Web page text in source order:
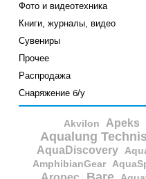
Фото и видеотехника
Книги, журналы, видео
Сувениры
Прочее
Распродажа
Снаряжение б/у
Akvilon Apeks
Aqualung
AquaDiscovery
AmphibianGear